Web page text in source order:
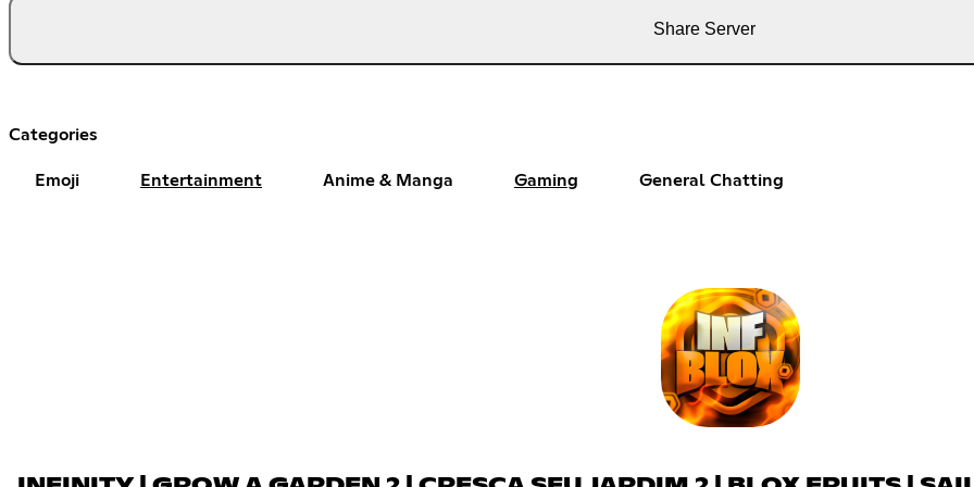
Share Server
Categories
Emoji Entertainment Anime & Manga Gaming General Chatting